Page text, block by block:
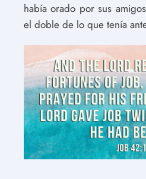
había orado por sus
el doble de lo que tenía